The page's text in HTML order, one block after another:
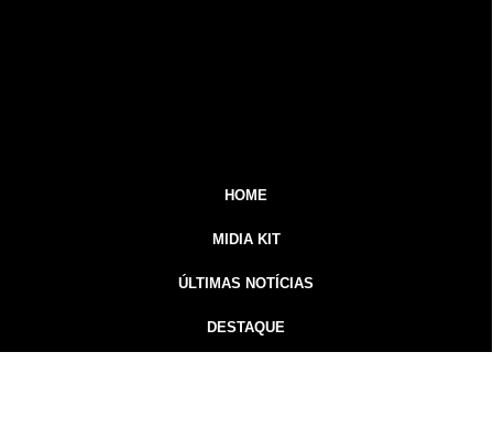
HOME
MIDIA KIT
ÚLTIMAS NOTÍCIAS
DESTAQUE